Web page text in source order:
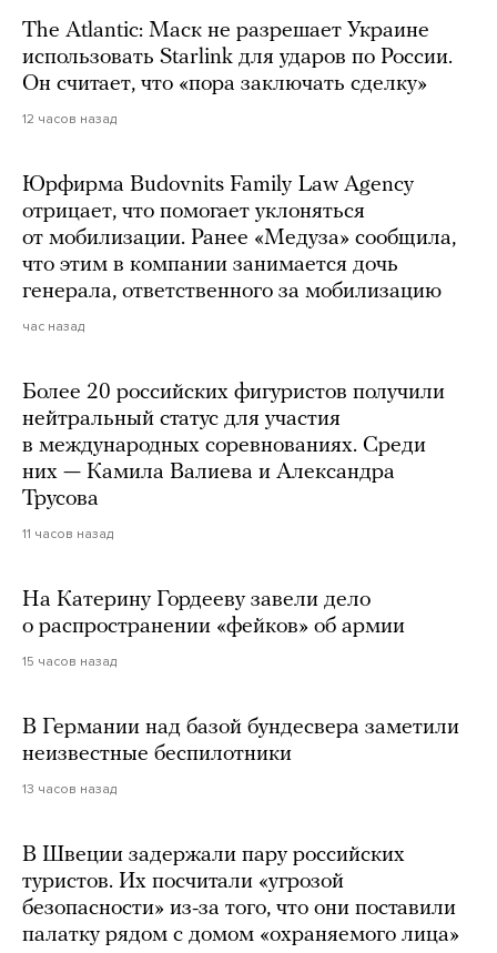
The Atlantic: Маск не разрешает Украине
использовать Starlink для ударов по России.
Он считает, что «пора заключать сделку»
12 часов назад
Юрфирма Budovnits Family Law Agency
отрицает, что помогает уклоняться
от мобилизации. Ранее «Медуза» сообщила,
что этим в компании занимается дочь
генерала, ответственного за мобилизацию
час назад
Более 20 российских фигуристов получили
нейтральный статус для участия
в международных соревнованиях. Среди
них — Камила Валиева и Александра
Трусова
11 часов назад
На Катерину Гордееву завели дело
о распространении «фейков» об армии
15 часов назад
В Германии над базой бундесвера заметили
неизвестные беспилотники
13 часов назад
В Швеции задержали пару российских
туристов. Их посчитали «угрозой
безопасности» из-за того, что они поставили
палатку рядом с домом «охраняемого лица»